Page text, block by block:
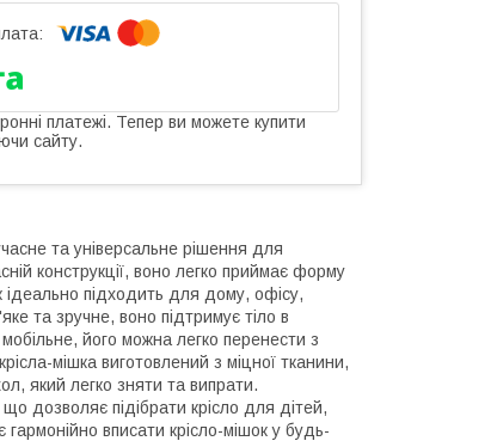
платежі. Тепер ви можете купити
сайту.
та універсальне рішення для
конструкції, воно легко приймає форму
підходить для дому, офісу,
та зручне, воно підтримує тіло в
його можна легко перенести з
мішка виготовлений з міцної тканини,
який легко зняти та випрати.
що дозволяє підібрати крісло для дітей,
вписати крісло-мішок у будь-